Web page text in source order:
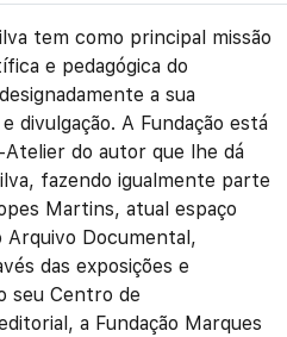
tem como principal missão
e pedagógica do
a sua
divulgação. A Fundação está
Atelier do autor que lhe dá
fazendo igualmente parte
Martins, atual espaço
Arquivo Documental,
das exposições e
seu Centro de
a Fundação Marques